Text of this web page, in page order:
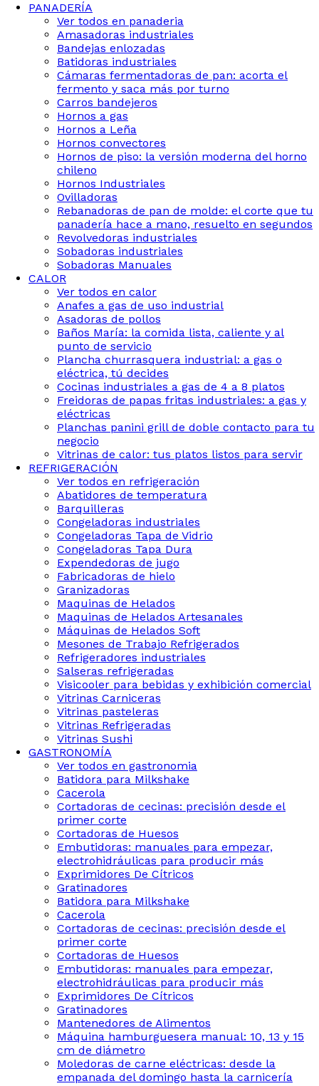
PANADERÍA
Ver todos en panaderia
Amasadoras industriales
Bandejas enlozadas
Batidoras industriales
Cámaras fermentadoras de pan: acorta el
fermento y saca más por turno
Carros bandejeros
Hornos a gas
Hornos a Leña
Hornos convectores
Hornos de piso: la versión moderna del horno
chileno
Hornos Industriales
Ovilladoras
Rebanadoras de pan de molde: el corte que tu
panadería hace a mano, resuelto en segundos
Revolvedoras industriales
Sobadoras industriales
Sobadoras Manuales
CALOR
Ver todos en calor
Anafes a gas de uso industrial
Asadoras de pollos
Baños María: la comida lista, caliente y al
punto de servicio
Plancha churrasquera industrial: a gas o
eléctrica, tú decides
Cocinas industriales a gas de 4 a 8 platos
Freidoras de papas fritas industriales: a gas y
eléctricas
Planchas panini grill de doble contacto para tu
negocio
Vitrinas de calor: tus platos listos para servir
REFRIGERACIÓN
Ver todos en refrigeración
Abatidores de temperatura
Barquilleras
Congeladoras industriales
Congeladoras Tapa de Vidrio
Congeladoras Tapa Dura
Expendedoras de jugo
Fabricadoras de hielo
Granizadoras
Maquinas de Helados
Maquinas de Helados Artesanales
Máquinas de Helados Soft
Mesones de Trabajo Refrigerados
Refrigeradores industriales
Salseras refrigeradas
Visicooler para bebidas y exhibición comercial
Vitrinas Carniceras
Vitrinas pasteleras
Vitrinas Refrigeradas
Vitrinas Sushi
GASTRONOMÍA
Ver todos en gastronomia
Batidora para Milkshake
Cacerola
Cortadoras de cecinas: precisión desde el
primer corte
Cortadoras de Huesos
Embutidoras: manuales para empezar,
electrohidráulicas para producir más
Exprimidores De Cítricos
Gratinadores
Batidora para Milkshake
Cacerola
Cortadoras de cecinas: precisión desde el
primer corte
Cortadoras de Huesos
Embutidoras: manuales para empezar,
electrohidráulicas para producir más
Exprimidores De Cítricos
Gratinadores
Mantenedores de Alimentos
Máquina hamburguesera manual: 10, 13 y 15
cm de diámetro
Moledoras de carne eléctricas: desde la
empanada del domingo hasta la carnicería